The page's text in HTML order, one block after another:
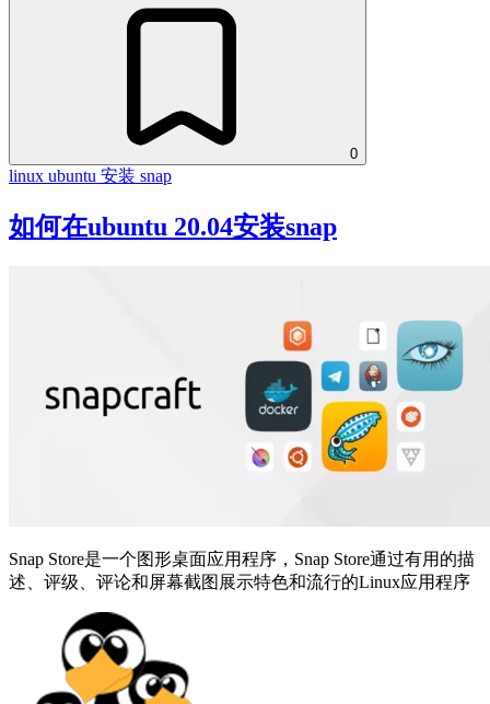
0
linux ubuntu 安装 snap
如何在ubuntu 20.04安装snap
Snap Store是一个图形桌面应用程序，Snap Store通过有用的描
述、评级、评论和屏幕截图展示特色和流行的Linux应用程序